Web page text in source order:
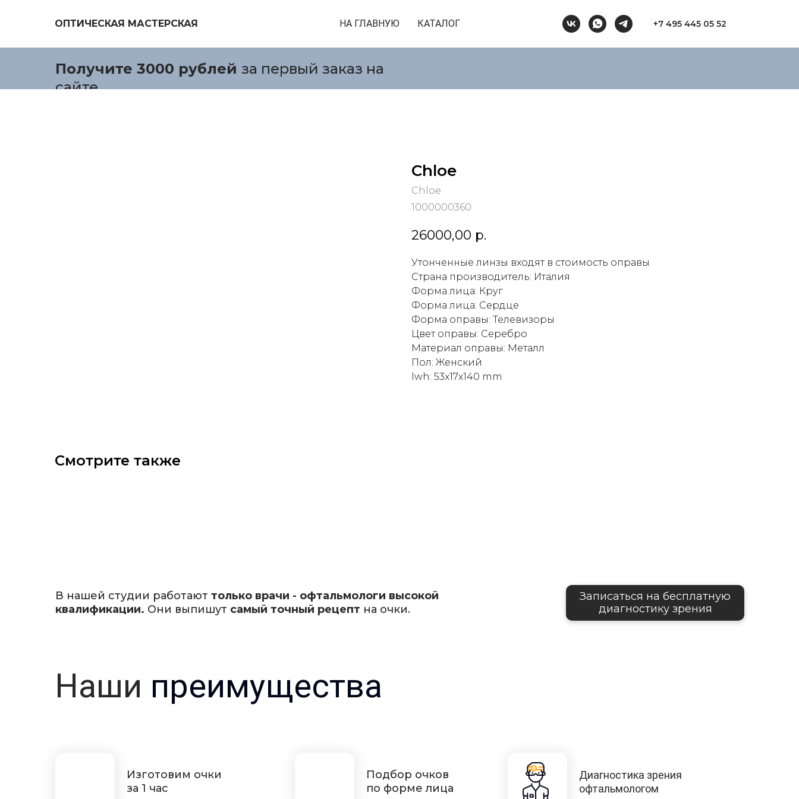
ОПТИЧЕСКАЯ МАСТЕРСКАЯ НА ГЛАВНУЮ КАТАЛОГ +7 495 445 05 52
Получите 3000 рублей за первый заказ на
сайте.
Chloe
Chloe
1000000360
26000,00 р.
Утонченные линзы входят в стоимость оправы
Страна производитель: Италия
Форма лица: Круг
Форма лица: Сердце
Форма оправы: Телевизоры
Цвет оправы: Серебро
Материал оправы: Металл
Пол: Женский
lwh: 53x17x140 mm
Смотрите также
В нашей студии работают только врачи - офтальмологи высокой
квалификации. Они выпишут самый точный рецепт на очки.
Записаться на бесплатную
диагностику зрения
Наши преимущества
Изготовим очки
за 1 час
Подбор очков
по форме лица
Диагностика зрения
офтальмологом